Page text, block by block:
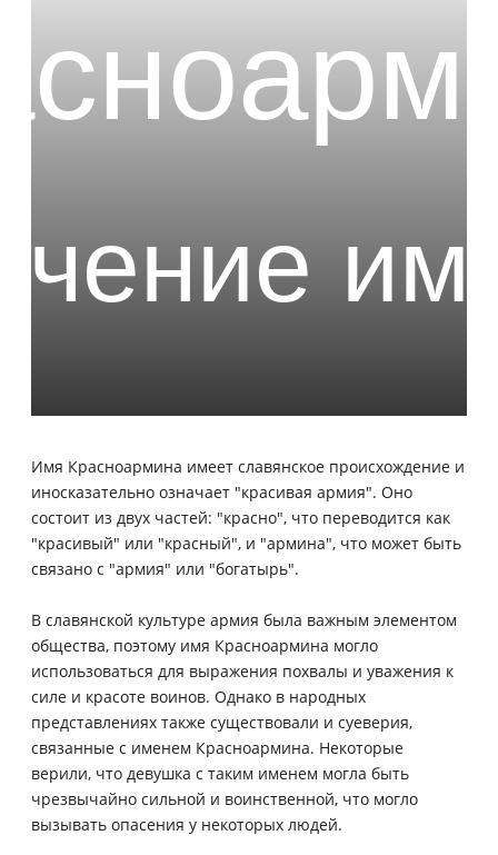
Имя Красноармина имеет славянское происхождение и
иносказательно означает "красивая армия". Оно
состоит из двух частей: "красно", что переводится как
"красивый" или "красный", и "армина", что может быть
связано с "армия" или "богатырь".
В славянской культуре армия была важным элементом
общества, поэтому имя Красноармина могло
использоваться для выражения похвалы и уважения к
силе и красоте воинов. Однако в народных
представлениях также существовали и суеверия,
связанные с именем Красноармина. Некоторые
верили, что девушка с таким именем могла быть
чрезвычайно сильной и воинственной, что могло
вызывать опасения у некоторых людей.